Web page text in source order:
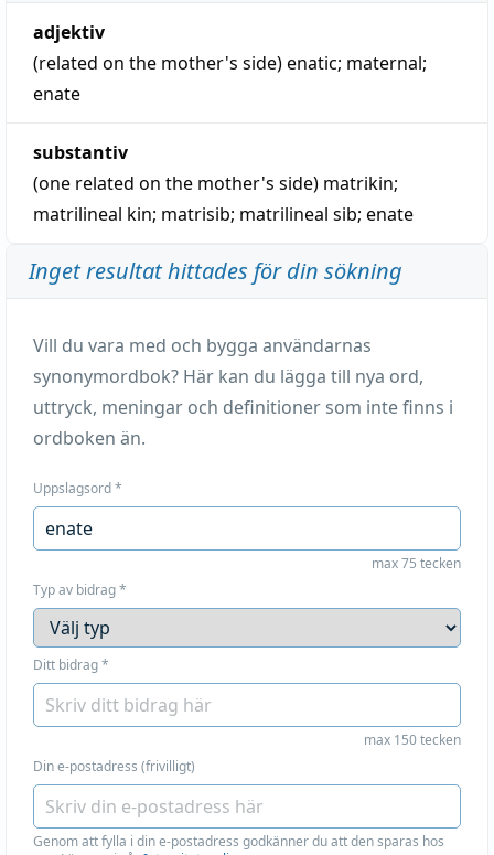
adjektiv
(related on the mother's side)enatic; maternal;
enate
substantiv
(one related on the mother's side) matrikin;
matrilineal kin; matrisib; matrilineal sib; enate
Inget resultat hittades för din sökning
Vill du vara med och bygga användarnas
synonymordbok? Här kan du lägga till nya ord,
uttryck, meningar och definitioner som inte finns i
ordboken än.
Uppslagsord*
max 75 tecken
Typ av bidrag*
Ditt bidrag*
max 150 tecken
Din e-postadress (frivilligt)
Genom att fylla i din e-postadress godkänner du att den sparas hos